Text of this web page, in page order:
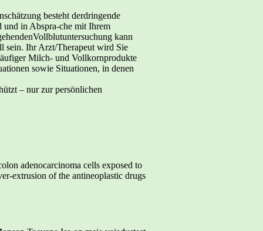
besteht derdringende
und in Abspra-che mit Ihrem
kann
sein. Ihr Arzt/Therapeut wird Sie
Milch- und Vollkornprodukte
sowie Situationen, in denen
– nur zur persönlichen
adenocarcinoma cells exposed to
extrusion of the antineoplastic drugs